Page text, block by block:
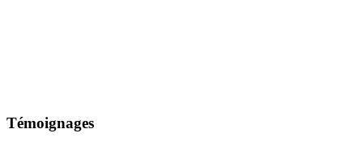
Témoignages